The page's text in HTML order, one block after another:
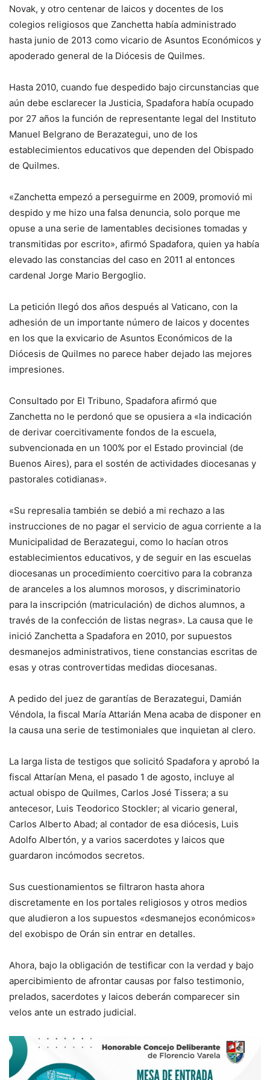
Novak, y otro centenar de laicos y docentes de los
colegios religiosos que Zanchetta había administrado
hasta junio de 2013 como vicario de Asuntos Económicos y
apoderado general de la Diócesis de Quilmes.
Hasta 2010, cuando fue despedido bajo circunstancias que
aún debe esclarecer la Justicia, Spadafora había ocupado
por 27 años la función de representante legal del Instituto
Manuel Belgrano de Berazategui, uno de los
establecimientos educativos que dependen del Obispado
de Quilmes.
«Zanchetta empezó a perseguirme en 2009, promovió mi
despido y me hizo una falsa denuncia, solo porque me
opuse a una serie de lamentables decisiones tomadas y
transmitidas por escrito», afirmó Spadafora, quien ya había
elevado las constancias del caso en 2011 al entonces
cardenal Jorge Mario Bergoglio.
La petición llegó dos años después al Vaticano, con la
adhesión de un importante número de laicos y docentes
en los que la exvicario de Asuntos Económicos de la
Diócesis de Quilmes no parece haber dejado las mejores
impresiones.
Consultado por El Tribuno, Spadafora afirmó que
Zanchetta no le perdonó que se opusiera a «la indicación
de derivar coercitivamente fondos de la escuela,
subvencionada en un 100% por el Estado provincial (de
Buenos Aires), para el sostén de actividades diocesanas y
pastorales cotidianas».
«Su represalia también se debió a mi rechazo a las
instrucciones de no pagar el servicio de agua corriente a la
Municipalidad de Berazategui, como lo hacían otros
establecimientos educativos, y de seguir en las escuelas
diocesanas un procedimiento coercitivo para la cobranza
de aranceles a los alumnos morosos, y discriminatorio
para la inscripción (matriculación) de dichos alumnos, a
través de la confección de listas negras». La causa que le
inició Zanchetta a Spadafora en 2010, por supuestos
desmanejos administrativos, tiene constancias escritas de
esas y otras controvertidas medidas diocesanas.
A pedido del juez de garantías de Berazategui, Damián
Véndola, la fiscal María Attarián Mena acaba de disponer en
la causa una serie de testimoniales que inquietan al clero.
La larga lista de testigos que solicitó Spadafora y aprobó la
fiscal Attarían Mena, el pasado 1 de agosto, incluye al
actual obispo de Quilmes, Carlos José Tissera; a su
antecesor, Luis Teodorico Stockler; al vicario general,
Carlos Alberto Abad; al contador de esa diócesis, Luis
Adolfo Albertón, y a varios sacerdotes y laicos que
guardaron incómodos secretos.
Sus cuestionamientos se filtraron hasta ahora
discretamente en los portales religiosos y otros medios
que aludieron a los supuestos «desmanejos económicos»
del exobispo de Orán sin entrar en detalles.
Ahora, bajo la obligación de testificar con la verdad y bajo
apercibimiento de afrontar causas por falso testimonio,
prelados, sacerdotes y laicos deberán comparecer sin
velos ante un estrado judicial.